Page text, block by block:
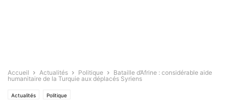
Accueil Actualités Politique
Bataille d’Afrine : considérable aide
humanitaire de la Turquie aux déplacés Syriens
Actualités Politique